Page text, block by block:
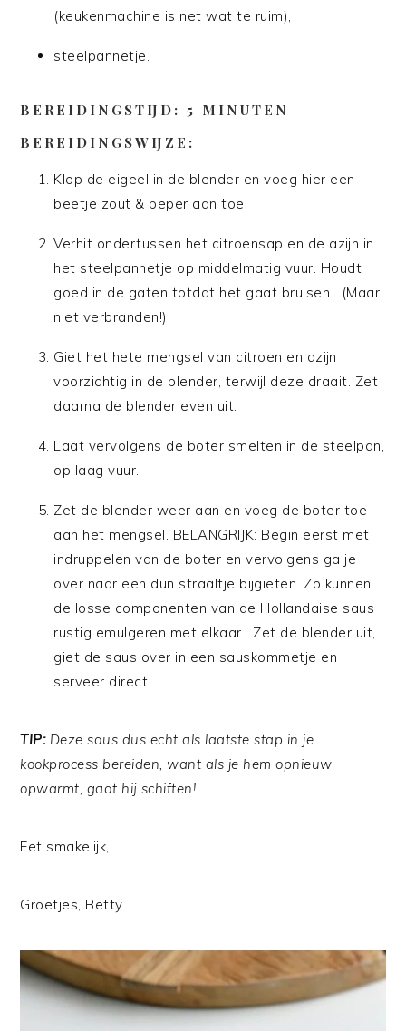
(keukenmachine is net wat te ruim),
steelpannetje.
BEREIDINGSTIJD: 5 MINUTEN
BEREIDINGSWIJZE:
Klop de eigeel in de blender en voeg hier een
beetje zout & peper aan toe.
Verhit ondertussen het citroensap en de azijn in
het steelpannetje op middelmatig vuur. Houdt
goed in de gaten totdat het gaat bruisen. (Maar
niet verbranden!)
Giet het hete mengsel van citroen en azijn
voorzichtig in de blender, terwijl deze draait. Zet
daarna de blender even uit.
Laat vervolgens de boter smelten in de steelpan,
op laag vuur.
Zet de blender weer aan en voeg de boter toe
aan het mengsel. BELANGRIJK: Begin eerst met
indruppelen van de boter en vervolgens ga je
over naar een dun straaltje bijgieten. Zo kunnen
de losse componenten van de Hollandaise saus
rustig emulgeren met elkaar. Zet de blender uit,
giet de saus over in een sauskommetje en
serveer direct.
TIP:Deze saus dus echt als laatste stap in je
kookprocess bereiden, want als je hem opnieuw
opwarmt, gaat hij schiften!
Eet smakelijk,
Groetjes, Betty